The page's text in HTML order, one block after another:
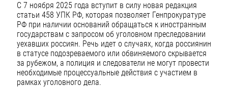
С 7 ноября 2025 года вступит в силу новая редакция
статьи 458 УПК РФ, которая позволяет Генпрокуратуре
РФ при наличии оснований обращаться к иностранным
государствам с запросом об уголовном преследовании
уехавших россиян. Речь идет о случаях, когда россиянин
в статусе подозреваемого или обвиняемого скрывается
за рубежом, а полиция и следователи не могут провести
необходимые процессуальные действия с участием в
рамках уголовного дела.